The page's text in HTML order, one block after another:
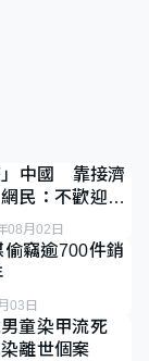
」中國 靠接濟
民：不歡迎劣
08月02日
竊逾700件銷
03日
童染甲流死
離世個案